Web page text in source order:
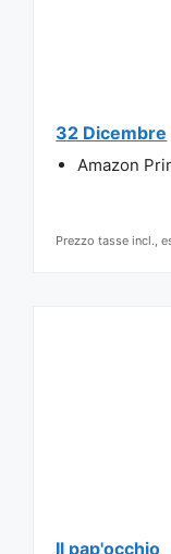
32 Dicembre
Amazon
Prezzo tasse incl.,
Il pap'occhio